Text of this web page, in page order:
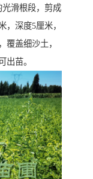
光滑根段，剪成
，深度5厘米，
覆盖细沙土，
出苗。